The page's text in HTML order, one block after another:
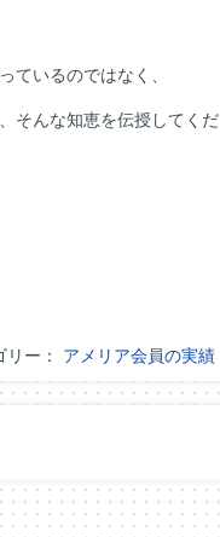
ているのではなく、
そんな知恵を伝授してくだ
リー： アメリア会員の実績